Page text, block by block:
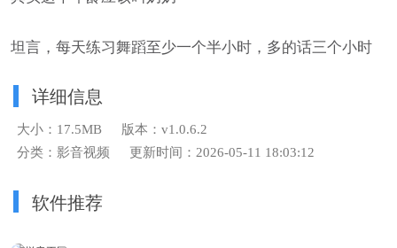
坦言，每天练习舞蹈至少一个半小时，多的话三个小时
详细信息
大小：17.5MB
版本：v1.0.6.2
分类：影音视频
更新时间：2026-05-11 18:03:12
软件推荐